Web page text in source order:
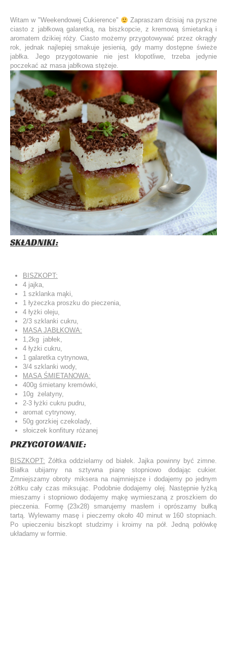
Witam w "Weekendowej Cukierence"
Zapraszam dzisiaj na pyszne
ciasto z jabłkową galaretką, na biszkopcie, z kremową śmietanką i
aromatem dzikiej róży. Ciasto możemy przygotowywać przez okrągły
rok, jednak najlepiej smakuje jesienią, gdy mamy dostępne świeże
jabłka. Jego przygotowanie nie jest kłopotliwe, trzeba jedynie
poczekać aż masa jabłkowa stężeje.
SKŁADNIKI:
BISZKOPT:
4 jajka,
1 szklanka mąki,
1 łyżeczka proszku do pieczenia,
4 łyżki oleju,
2/3 szklanki cukru,
MASA JABŁKOWA:
1,2kg jabłek,
4 łyżki cukru,
1 galaretka cytrynowa,
3/4 szklanki wody,
MASA ŚMIETANOWA:
400g śmietany kremówki,
10g żelatyny,
2-3 łyżki cukru pudru,
aromat cytrynowy,
50g gorzkiej czekolady,
słoiczek konfitury różanej
PRZYGOTOWANIE:
BISZKOPT: Żółtka oddzielamy od białek. Jajka powinny być zimne.
Białka ubijamy na sztywna pianę stopniowo dodając cukier.
Zmniejszamy obroty miksera na najmniejsze i dodajemy po jednym
żółtku cały czas miksując. Podobnie dodajemy olej. Następnie łyżką
mieszamy i stopniowo dodajemy mąkę wymieszaną z proszkiem do
pieczenia. Formę (23x28) smarujemy masłem i oprószamy bułką
tartą. Wylewamy masę i pieczemy około 40 minut w 160 stopniach.
Po upieczeniu biszkopt studzimy i kroimy na pół. Jedną połówkę
układamy w formie.